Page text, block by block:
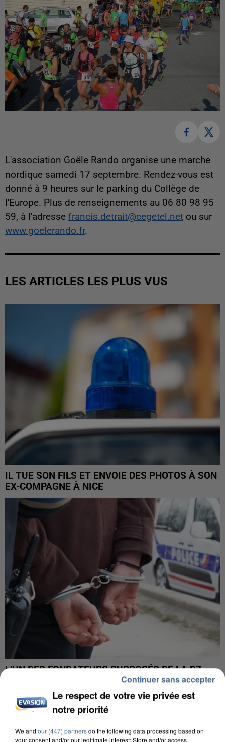
L'association Goële Rando organise une marche
nordique samedi 17 septembre. Rendez-vous est
donné à 9 heures sur le parking du Collège de
l'Europe. Plus de renseignements au 06 80 98 95
59, à l'adresse francis.detrait@cegetel.net ou sur
www.goelerando.fr.
LES ARTICLES LES PLUS VUS
IL TUE SON FILS ET ENVOIE DES PHOTOS À SON
EX-COMPAGNE À NICE
L’UN DES FONDATEURS SUPPOSÉS DE LA DZ
MAFIA INTERPELLÉ EN ALGÉRIE
Le respect de votre vie privée est
notre priorité
We and our (447) partnersdo the following data processing based on
your consent and/or our legitimate interest: Store and/or access
Continuer sans accepter